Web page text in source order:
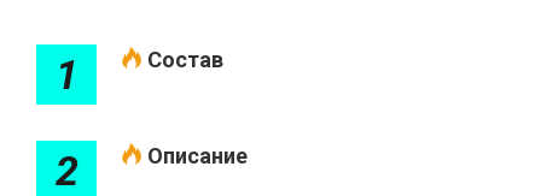
1 Состав
2 Описание